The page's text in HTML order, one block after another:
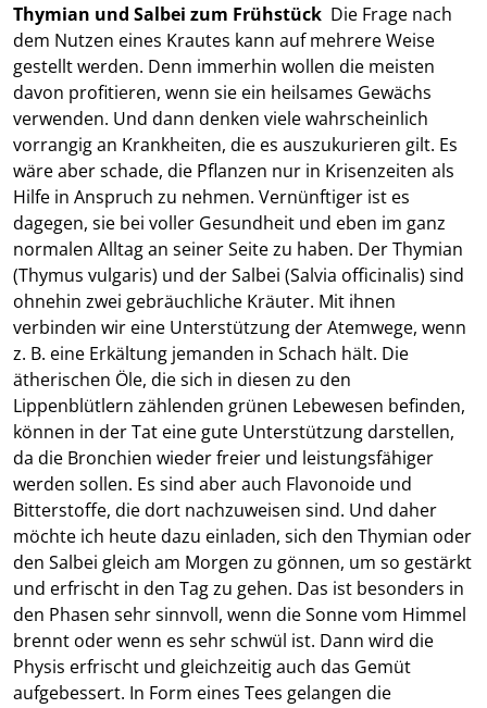
Thymian und Salbei zum Frühstück Die Frage nach
dem Nutzen eines Krautes kann auf mehrere Weise
gestellt werden. Denn immerhin wollen die meisten
davon profitieren, wenn sie ein heilsames Gewächs
verwenden. Und dann denken viele wahrscheinlich
vorrangig an Krankheiten, die es auszukurieren gilt. Es
wäre aber schade, die Pflanzen nur in Krisenzeiten als
Hilfe in Anspruch zu nehmen. Vernünftiger ist es
dagegen, sie bei voller Gesundheit und eben im ganz
normalen Alltag an seiner Seite zu haben. Der Thymian
(Thymus vulgaris) und der Salbei (Salvia officinalis) sind
ohnehin zwei gebräuchliche Kräuter. Mit ihnen
verbinden wir eine Unterstützung der Atemwege, wenn
z. B. eine Erkältung jemanden in Schach hält. Die
ätherischen Öle, die sich in diesen zu den
Lippenblütlern zählenden grünen Lebewesen befinden,
können in der Tat eine gute Unterstützung darstellen,
da die Bronchien wieder freier und leistungsfähiger
werden sollen. Es sind aber auch Flavonoide und
Bitterstoffe, die dort nachzuweisen sind. Und daher
möchte ich heute dazu einladen, sich den Thymian oder
den Salbei gleich am Morgen zu gönnen, um so gestärkt
und erfrischt in den Tag zu gehen. Das ist besonders in
den Phasen sehr sinnvoll, wenn die Sonne vom Himmel
brennt oder wenn es sehr schwül ist. Dann wird die
Physis erfrischt und gleichzeitig auch das Gemüt
aufgebessert. In Form eines Tees gelangen die